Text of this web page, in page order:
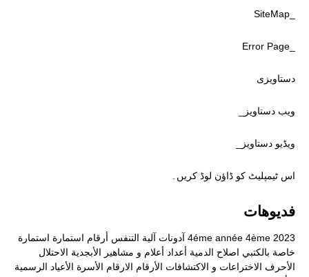
دستاویزی
ویب دستاویز_
ویڈیو دستاویز_
اس ٹیمپلیٹ کو ڈاؤن لوڈ کریں۔
فديوهات
2023
4ème
4éme année آدونات آلية التنفس أرقام استمارة استمارة
خاصة بالكتبي اصلاح الدمية أعداد أعلام و مشاهير الأبجدية الاحتلال
الأحرف الاختراعات و الاكتشافات الأرقام الارقام الأسرة الأعياد الرسمية